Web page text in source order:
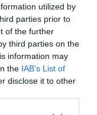
utilized by
parties prior to
of the further
third parties on the
information may
the IAB’s List of
disclose it to other
περιουσία
να
νοίκι – ή να